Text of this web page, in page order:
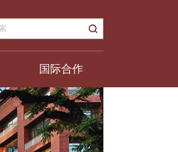
国际合作